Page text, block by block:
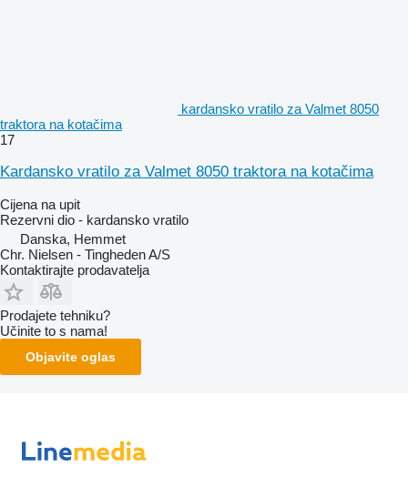
kardansko vratilo za Valmet 8050
traktora na kotačima
17
Kardansko vratilo za Valmet 8050 traktora na kotačima
Cijena na upit
Rezervni dio - kardansko vratilo
Danska, Hemmet
Chr. Nielsen - Tingheden A/S
Kontaktirajte prodavatelja
Prodajete tehniku?
Učinite to s nama!
Objavite oglas